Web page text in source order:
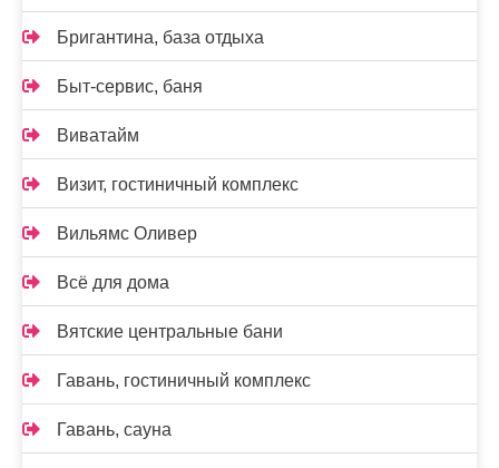
Бригантина, база отдыха
Быт-сервис, баня
Виватайм
Визит, гостиничный комплекс
Вильямс Оливер
Всё для дома
Вятские центральные бани
Гавань, гостиничный комплекс
Гавань, сауна